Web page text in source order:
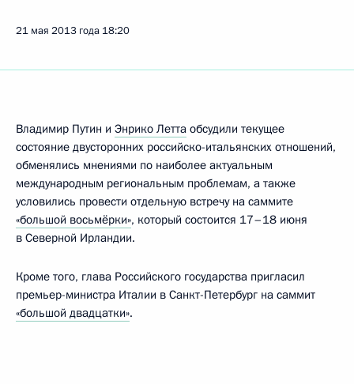
21 мая 2013 года 18:20
Владимир Путин и Энрико Летта обсудили текущее
состояние двусторонних российско-итальянских отношений,
обменялись мнениями по наиболее актуальным
международным региональным проблемам, а также
условились провести отдельную встречу на саммите
«большой восьмёрки», который состоится 17–18 июня
в Северной Ирландии.
Кроме того, глава Российского государства пригласил
премьер-министра Италии в Санкт-Петербург на саммит
«большой двадцатки».